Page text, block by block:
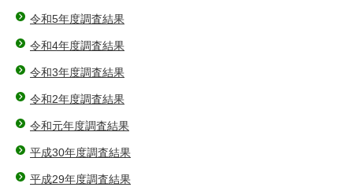
令和5年度調査結果
令和4年度調査結果
令和3年度調査結果
令和2年度調査結果
令和元年度調査結果
平成30年度調査結果
平成29年度調査結果